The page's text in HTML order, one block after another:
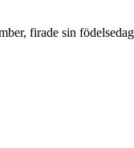
firade sin födelsedag